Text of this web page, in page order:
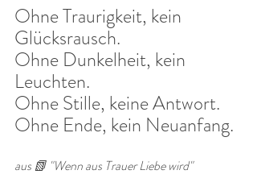
Ohne Traurigkeit, kein
Glücksrausch.
Ohne Dunkelheit, kein
Leuchten.
Ohne Stille, keine Antwort.
Ohne Ende, kein Neuanfang.
aus 📗 "Wenn aus Trauer Liebe wird"